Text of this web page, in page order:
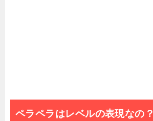
ペラペラはレベルの表現なの？